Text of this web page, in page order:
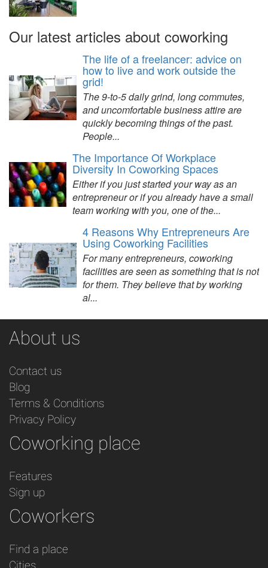
Our latest articles about coworking
The life of a freelancer: advice on
how to live and work outside the
grid!
The 9-to-5 daily grind, long commutes,
and uncomfortable business attire are
quickly becoming things of the past.
People...
The Importance Of Workplace
Diversity In Coworking Spaces
Either if you just started your way as an
entrepreneur or if you already have a small
team working with you, one of the...
4 Reasons Why Entrepreneurs Are
Using Coworking Facilities
For many entrepreneurs, coworking
facilities are seen as something that is not
for them. They believe that by working
al...
About us
Contact us
Blog
Terms & Conditions
Privacy Policy
Coworking place
Features
Sign up
Coworkers
Find a place